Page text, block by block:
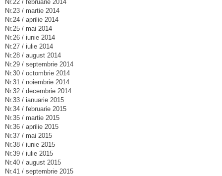
Nr.22 / februarie 2014
Nr.23 / martie 2014
Nr.24 / aprilie 2014
Nr.25 / mai 2014
Nr.26 / iunie 2014
Nr.27 / iulie 2014
Nr.28 / august 2014
Nr.29 / septembrie 2014
Nr.30 / octombrie 2014
Nr.31 / noiembrie 2014
Nr.32 / decembrie 2014
Nr.33 / ianuarie 2015
Nr.34 / februarie 2015
Nr.35 / martie 2015
Nr.36 / aprilie 2015
Nr.37 / mai 2015
Nr.38 / iunie 2015
Nr.39 / iulie 2015
Nr.40 / august 2015
Nr.41 / septembrie 2015